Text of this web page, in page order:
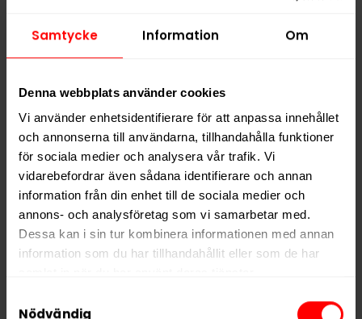
Samtycke Information Om
Denna webbplats använder cookies
Vi använder enhetsidentifierare för att anpassa innehållet
och annonserna till användarna, tillhandahålla funktioner
för sociala medier och analysera vår trafik. Vi
vidarebefordrar även sådana identifierare och annan
information från din enhet till de sociala medier och
annons- och analysföretag som vi samarbetar med.
Dessa kan i sin tur kombinera informationen med annan
information som du har tillhandahållit eller som de har
We work with who may receive and
Nödvändig
LEWA Wintermint Nikotinfritt Snus är en del av LEWA:s
nikotinhaltiga alternativ i portionsformat. Företaget
strävar efter att skapa hälsosammare produkter som
utmanar normerna och samtidigt tillfredsställer
behovet av en energigivande och fräsch upplevelse.
Produkten är perfekt för dig som söker ett smakrikt
och energigivande alternativ som enkelt kan ersätta
kaffe eller traditionellt snus i din vardag.
Hitta alla produkter frånLEWA